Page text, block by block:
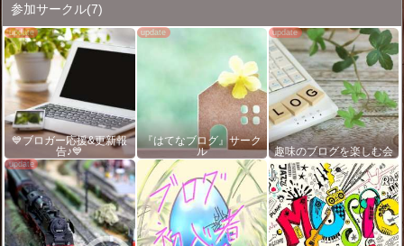
参加サークル(7)
💙ブロガー応援&更新報
告♪💙
『はてなブログ』サーク
ル
趣味のブログを楽しむ会